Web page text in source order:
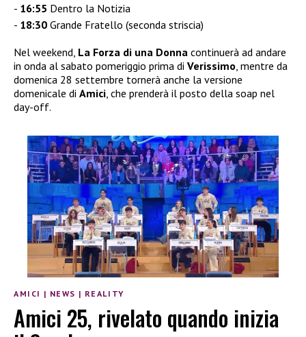
16:55 Dentro la Notizia
18:30 Grande Fratello (seconda striscia)
Nel weekend, La Forza di una Donna continuerà ad andare
in onda al sabato pomeriggio prima di Verissimo, mentre da
domenica 28 settembre tornerà anche la versione
domenicale di Amici, che prenderà il posto della soap nel
day-off.
AMICI | NEWS | REALITY
Amici 25, rivelato quando inizia